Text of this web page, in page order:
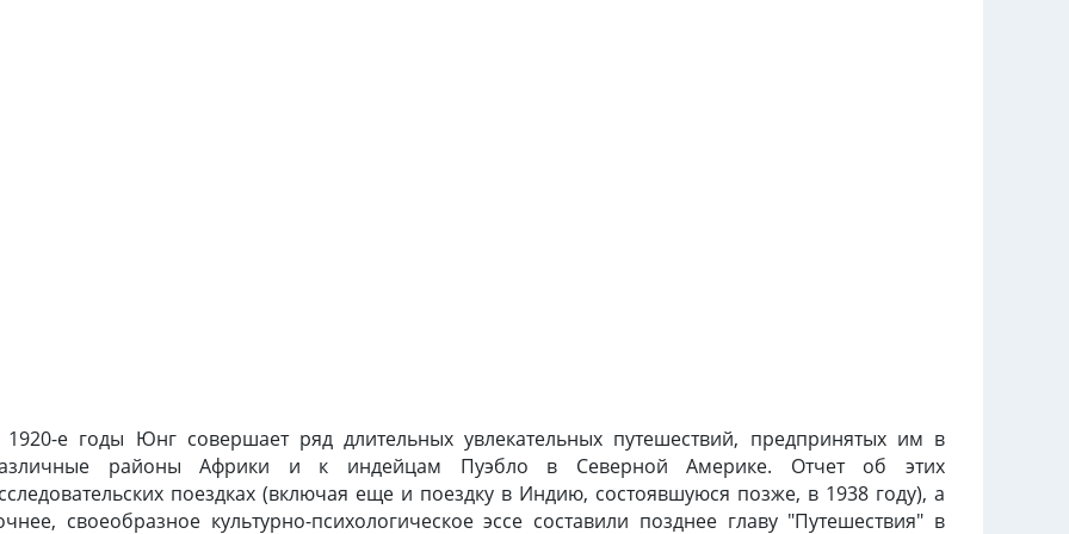
1920-е годы Юнг совершает ряд длительных увлекательных путешествий, предпринятых им в
районы Африки и к индейцам Пуэбло в Северной Америке. Отчет об этих
поездках (включая еще и поездку в Индию, состоявшуюся позже, в 1938 году), а
своеобразное культурно-психологическое эссе составили позднее главу "Путешествия" в